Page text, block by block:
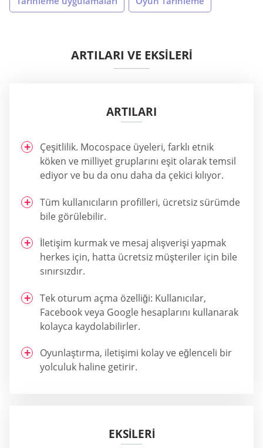
ARTILARI VE EKSİLERİ
ARTILARI
Çeşitlilik. Mocospace üyeleri, farklı etnik
köken ve milliyet gruplarını eşit olarak temsil
ediyor ve bu da onu daha da çekici kılıyor.
Tüm kullanıcıların profilleri, ücretsiz sürümde
bile görülebilir.
İletişim kurmak ve mesaj alışverişi yapmak
herkes için, hatta ücretsiz müşteriler için bile
sınırsızdır.
Tek oturum açma özelliği: Kullanıcılar,
Facebook veya Google hesaplarını kullanarak
kolayca kaydolabilirler.
Oyunlaştırma, iletişimi kolay ve eğlenceli bir
yolculuk haline getirir.
EKSİLERİ